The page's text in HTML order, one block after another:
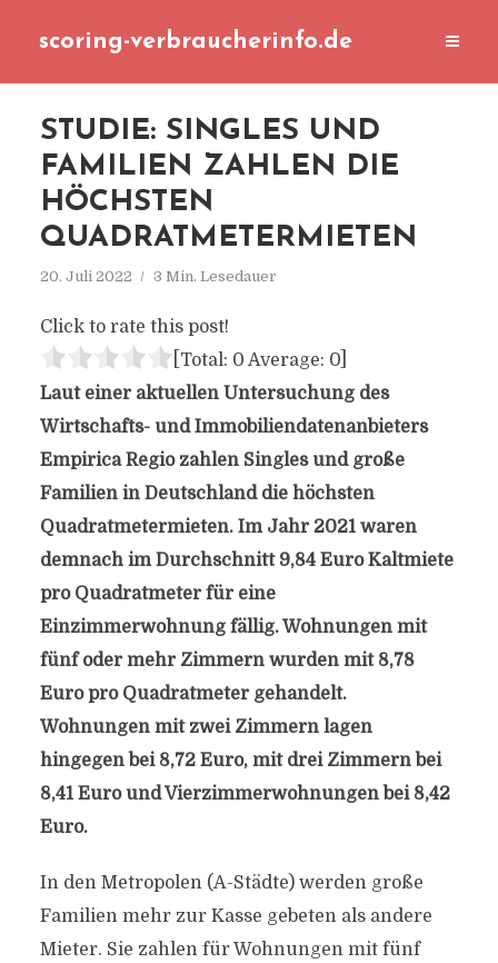
scoring-verbraucherinfo.de
STUDIE: SINGLES UND
FAMILIEN ZAHLEN DIE
HÖCHSTEN
QUADRATMETERMIETEN
20. Juli 2022 3 Min. Lesedauer
Click to rate this post!
[Total: 0 Average: 0]
Laut einer aktuellen Untersuchung des
Wirtschafts- und Immobiliendatenanbieters
Empirica Regio zahlen Singles und große
Familien in Deutschland die höchsten
Quadratmetermieten. Im Jahr 2021 waren
demnach im Durchschnitt 9,84 Euro Kaltmiete
pro Quadratmeter für eine
Einzimmerwohnung fällig. Wohnungen mit
fünf oder mehr Zimmern wurden mit 8,78
Euro pro Quadratmeter gehandelt.
Wohnungen mit zwei Zimmern lagen
hingegen bei 8,72 Euro, mit drei Zimmern bei
8,41 Euro und Vierzimmerwohnungen bei 8,42
Euro.
In den Metropolen (A-Städte) werden große
Familien mehr zur Kasse gebeten als andere
Mieter. Sie zahlen für Wohnungen mit fünf